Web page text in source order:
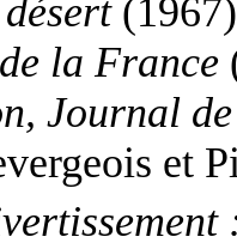
la France
Journal
et